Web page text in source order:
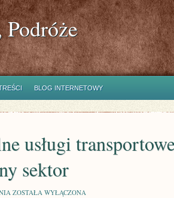
BLOG INTERNETOWY
usługi
sektor
PROFESJONALNE
ZOSTAŁA WYŁĄCZONA